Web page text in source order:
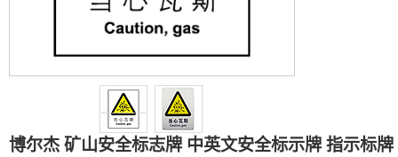
博尔杰 矿山安全标志牌 中英文安全标示牌 指示标